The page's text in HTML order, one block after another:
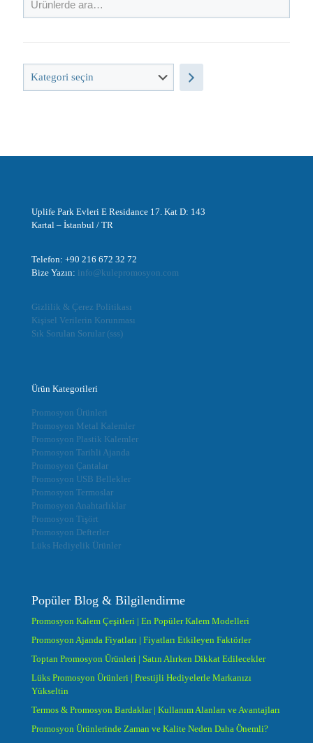
Kategori
Uplife Park Evleri E Residance 17. Kat D: 143
Kartal – İstanbul / TR
Telefon: +90 216 672 32 72
Bize Yazın: info@kulepromosyon.com
Gizlilik & Çerez Politikası
Kişisel Verilerin Korunması
Sık Sorulan Sorular (sss)
Ürün Kategorileri
Promosyon Ürünleri
Promosyon Metal Kalemler
Promosyon Plastik Kalemler
Promosyon Tarihli Ajanda
Promosyon Çantalar
Promosyon USB Bellekler
Promosyon Termoslar
Promosyon Anahtarlıklar
Promosyon Tişört
Promosyon Defterler
Lüks Hediyelik Ürünler
Popüler Blog & Bilgilendirme
Promosyon Kalem Çeşitleri | En Popüler Kalem Modelleri
Promosyon Ajanda Fiyatları | Fiyatları Etkileyen Faktörler
Toptan Promosyon Ürünleri | Satın Alırken Dikkat Edilecekler
Lüks Promosyon Ürünleri | Prestijli Hediyelerle Markanızı
Yükseltin
Termos & Promosyon Bardaklar | Kullanım Alanları ve Avantajları
Promosyon Ürünlerinde Zaman ve Kalite Neden Daha Önemli?